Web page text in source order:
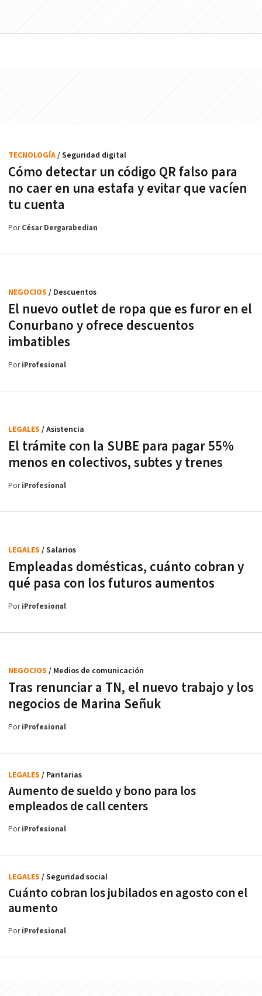
Cómo detectar un código QR falso para
no caer en una estafa y evitar que vacíen
tu cuenta
TECNOLOGÍA/ Seguridad digital
PorCésar Dergarabedian
El nuevo outlet de ropa que es furor en el
Conurbano y ofrece descuentos
imbatibles
NEGOCIOS / Descuentos
PoriProfesional
El trámite con la SUBE para pagar 55%
menos en colectivos, subtes y trenes
LEGALES / Asistencia
PoriProfesional
Empleadas domésticas, cuánto cobran y
qué pasa con los futuros aumentos
LEGALES / Salarios
PoriProfesional
Tras renunciar a TN, el nuevo trabajo y los
negocios de Marina Señuk
NEGOCIOS / Medios de comunicación
PoriProfesional
Aumento de sueldo y bono para los
empleados de call centers
LEGALES / Paritarias
PoriProfesional
Cuánto cobran los jubilados en agosto con el
aumento
LEGALES / Seguridad social
PoriProfesional